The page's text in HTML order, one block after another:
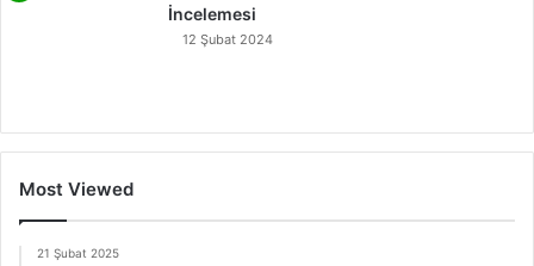
İncelemesi
12 Şubat 2024
Most Viewed
21 Şubat 2025